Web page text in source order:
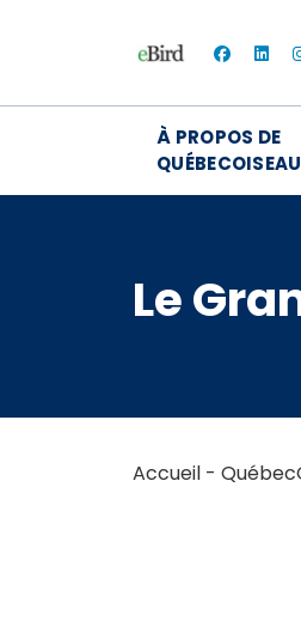
facebook
À PROPOS DE
Le
Accueil -